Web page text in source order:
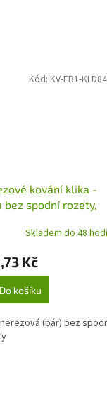
kování klika -
bez spodní rozety,
Skladem do 48
Kč
Do košíku
(pár) bez
Kód: KV-EB1-